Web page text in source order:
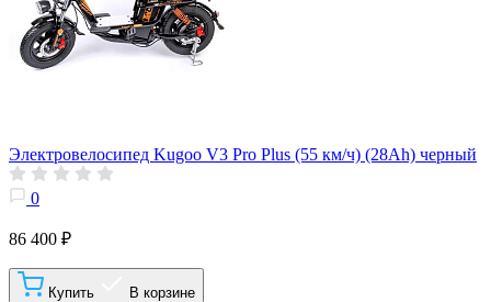
Электровелосипед Kugoo V3 Pro Plus (55 км/ч) (28Ah) черный
0
86 400 ₽
Купить В корзине